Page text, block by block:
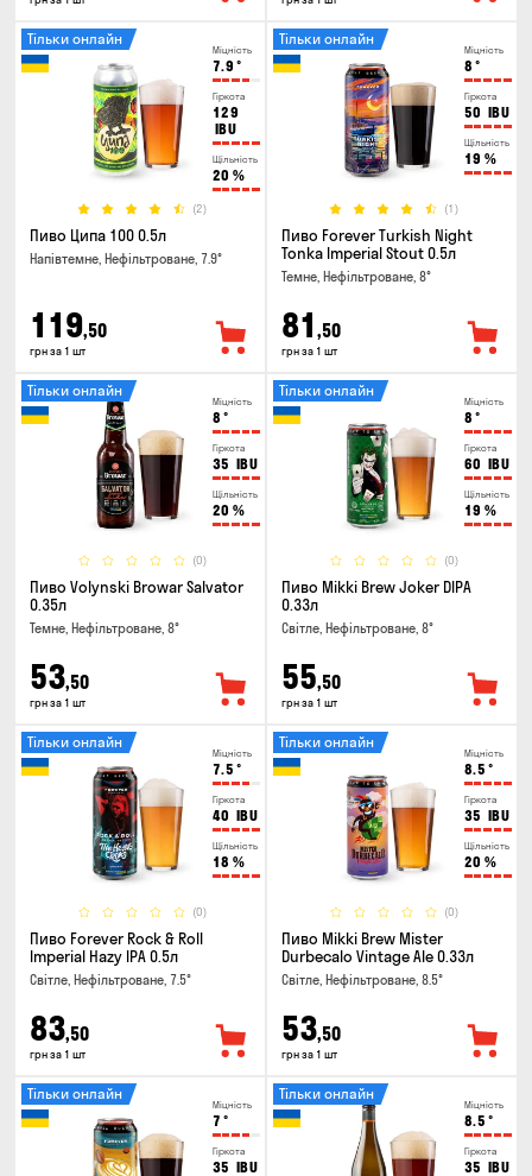
Міцність
7.9 °
Гіркота
129
IBU
Щільність
20 %
(2)
Тільки онлайн
Пиво Ципа 100 0.5л
Напівтемне, Нефільтроване, 7.9°
119,50
грн за 1 шт
Міцність
8 °
Гіркота
50 IBU
Щільність
19 %
(1)
Тільки онлайн
Пиво Forever Turkish Night
Tonka Imperial Stout 0.5л
Темне, Нефільтроване, 8°
81 ,50
грн за 1 шт
Міцність
8 °
Гіркота
35 IBU
Щільність
20 %
(0)
Тільки онлайн
Пиво Volynski Browar Salvator
0.35л
Темне, Нефільтроване, 8°
53,50
грн за 1 шт
Міцність
8 °
Гіркота
60 IBU
Щільність
19 %
(0)
Тільки онлайн
Пиво Mikki Brew Joker DIPA
0.33л
Світле, Нефільтроване, 8°
55,50
грн за 1 шт
Міцність
7.5 °
Гіркота
40 IBU
Щільність
18 %
(0)
Тільки онлайн
Пиво Forever Rock & Roll
Imperial Hazy IPA 0.5л
Світле, Нефільтроване, 7.5°
83,50
грн за 1 шт
Міцність
8.5 °
Гіркота
35 IBU
Щільність
20 %
(0)
Тільки онлайн
Пиво Mikki Brew Mister
Durbecalo Vintage Ale 0.33л
Світле, Нефільтроване, 8.5°
53,50
грн за 1 шт
Міцність
7 °
Гіркота
35 IBU
Тільки онлайн
Міцність
8.5 °
Гіркота
35 IBU
Тільки онлайн